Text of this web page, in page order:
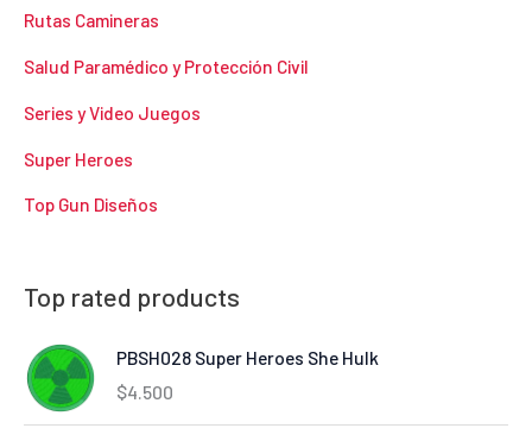
Rutas Camineras
Salud Paramédico y Protección Civil
Series y Video Juegos
Super Heroes
Top Gun Diseños
Top rated products
PBSH028 Super Heroes She Hulk
$4.500